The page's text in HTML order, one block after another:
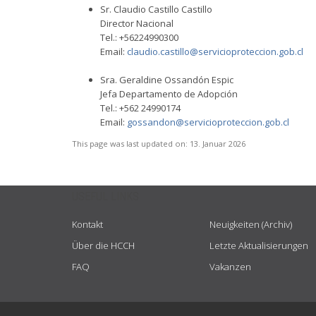
Sr. Claudio Castillo Castillo
Director Nacional
Tel.: +56224990300
Email: claudio.castillo@servicioproteccion.gob.cl
Sra. Geraldine Ossandón Espic
Jefa Departamento de Adopción
Tel.: +562 24990174
Email: gossandon@servicioproteccion.gob.cl
This page was last updated on: 13. Januar 2026
Kontakt
Über die HCCH
FAQ
Neuigkeiten (Archiv)
Letzte Aktualisierungen
Vakanzen